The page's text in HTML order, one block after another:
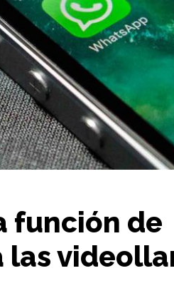
función de
las